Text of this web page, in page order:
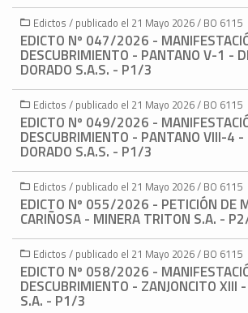
Edictos / publicado el 21 Mayo 2026 / BO 6115
EDICTO Nº 047/2026 -
DESCUBRIMIENTO - PANTANO V-1 -
DORADO S.A.S. - P1/3
Edictos / publicado el 21 Mayo 2026 / BO 6115
EDICTO Nº 049/2026 -
DESCUBRIMIENTO - PANTANO VIII-4 -
DORADO S.A.S. - P1/3
Edictos / publicado el 21 Mayo 2026 / BO 6115
EDICTO Nº 055/2026 - PETICIÓN DE
CARIÑOSA - MINERA TRITON S.A. -
Edictos / publicado el 21 Mayo 2026 / BO 6115
EDICTO Nº 058/2026 -
DESCUBRIMIENTO - ZANJONCITO XIII
S.A. - P1/3